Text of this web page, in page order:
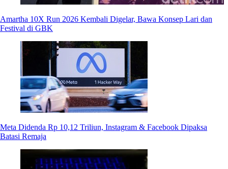
Amartha 10X Run 2026 Kembali Digelar, Bawa Konsep Lari dan
Festival di GBK
Meta Didenda Rp 10,12 Triliun, Instagram & Facebook Dipaksa
Batasi Remaja